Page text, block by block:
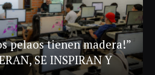
pelaos tienen madera!”
SE INSPIRAN Y